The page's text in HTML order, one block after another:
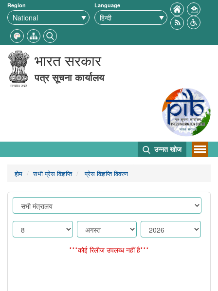
Region Language
भारत सरकार
पत्र सूचना कार्यालय
उन्नत खोज
होम सभी प्रेस विज्ञप्ति प्रेस विज्ञप्ति विवरण
***कोई रिलीज उपलब्ध नहीं है***